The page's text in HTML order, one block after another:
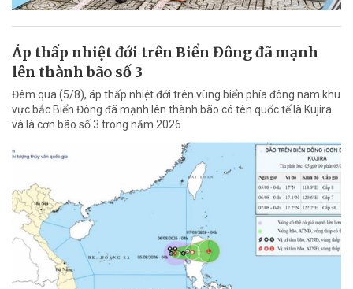
Áp thấp nhiệt đới trên Biển Đông đã mạnh
lên thành bão số 3
Đêm qua (5/8), áp thấp nhiệt đới trên vùng biển phía đông nam khu
vực bắc Biển Đông đã mạnh lên thành bão có tên quốc tế là Kujira
và là cơn bão số 3 trong năm 2026.